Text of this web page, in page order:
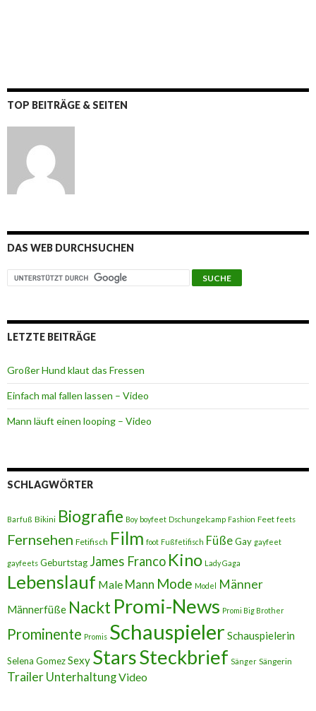
TOP BEITRÄGE & SEITEN
DAS WEB DURCHSUCHEN
LETZTE BEITRÄGE
Großer Hund klaut das Fressen
Einfach mal fallen lassen – Video
Mann läuft einen looping – Video
SCHLAGWÖRTER
Barfuß Bikini Biografie Boy boyfeet Dschungelcamp Fashion Feet feets
Fernsehen Fetifisch Film foot Fußfetifisch FüßeGay gayfeet
gayfeets Geburtstag James Franco Kino Lady Gaga
Lebenslauf Male Mann Mode Model Männer
Männerfüße Nackt Promi-News Promi Big Brother
Prominente Promis Schauspieler Schauspielerin
Selena GomezSexy StarsSteckbrief Sänger Sängerin
Trailer UnterhaltungVideo